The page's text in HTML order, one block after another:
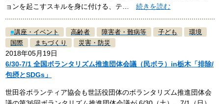
ョンを起こすスキルを身に付ける、テ…続きを読む
■講座・イベント 高齢者 障害者・難病等 子ども
環境
国際
まちづくり 災害・防災
2018年05月19日
6/30-7/1 全国ボランタリズム推進団体会議（民ボラ）in栃木「排除/
包摂とSDGs」
世田谷ボランティア協会も世話役団体のボランタリズム推進団体会